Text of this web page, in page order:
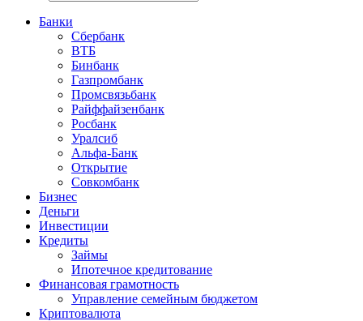
Банки
Сбербанк
ВТБ
Бинбанк
Газпромбанк
Промсвязьбанк
Райффайзенбанк
Росбанк
Уралсиб
Альфа-Банк
Открытие
Совкомбанк
Бизнес
Деньги
Инвестиции
Кредиты
Займы
Ипотечное кредитование
Финансовая грамотность
Управление семейным бюджетом
Криптовалюта